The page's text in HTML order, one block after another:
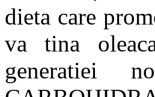
dieta care
va tina
generatiei